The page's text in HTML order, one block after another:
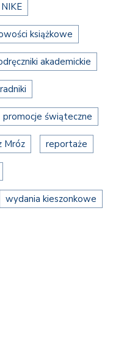
NIKE
książkowe
akademickie
promocje świąteczne
Mróz reportaże
wydania kieszonkowe